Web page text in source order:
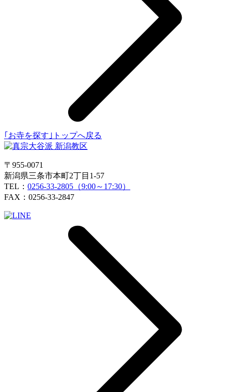
｢お寺を探す｣トップへ戻る
〒955-0071
新潟県三条市本町2丁目1-57
TEL： 0256-33-2805（9:00～17:30）
FAX：0256-33-2847